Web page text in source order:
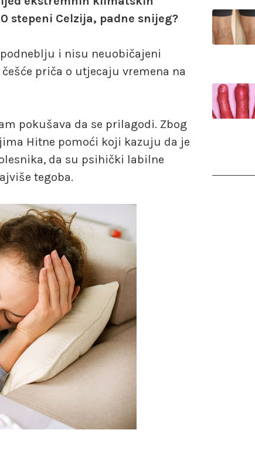
stepeni Celzija, padne snijeg?
i nisu neuobičajeni
priča o utjecaju vremena na
pokušava da se prilagodi. Zbog
Hitne pomoći koji kazuju da je
da su psihički labilne
tegoba.